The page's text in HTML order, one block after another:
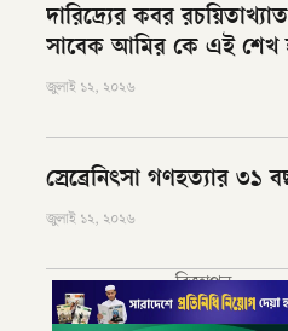
দারিদ্র্যের কবর
সাবেক আমির কে এই শেখ
জুলাই ১২, ২০২৬
স্রেব্রেনিৎসা গণহত্যার ৩১
জুলাই ১২, ২০২৬
বিজ্ঞাপন